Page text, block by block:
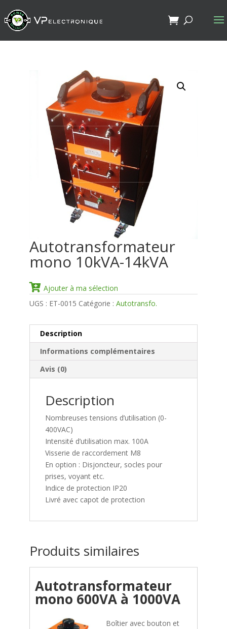
Autotransformateur
mono 10kVA-14kVA
Ajouter à ma sélection
UGS : ET-0015 Catégorie : Autotransfo.
Description
Informations complémentaires
Avis (0)
Description
Nombreuses tensions d’utilisation (0-
400VAC)
Intensité d’utilisation max. 100A
Visserie de raccordement M8
En option : Disjoncteur, socles pour
prises, voyant etc.
Indice de protection IP20
Livré avec capot de protection
Produits similaires
Autotransformateur
mono 600VA à 1000VA
Boîtier avec bouton et